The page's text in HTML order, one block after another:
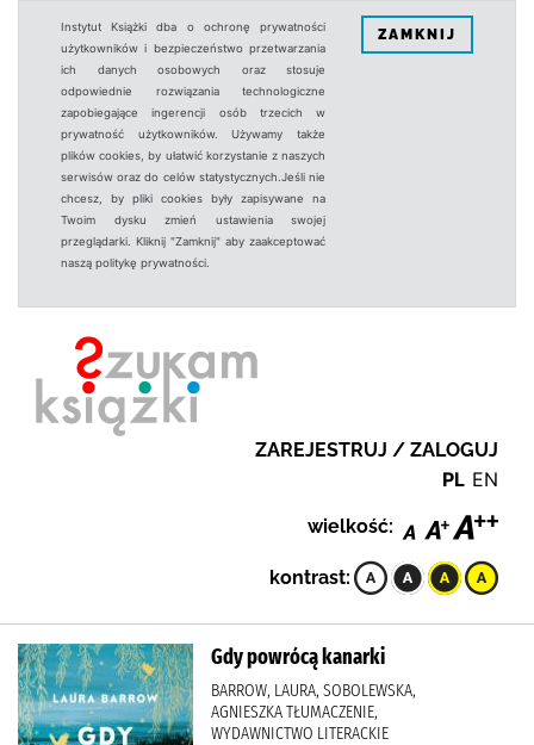
Instytut Książki dba o ochronę prywatności
użytkowników i bezpieczeństwo przetwarzania
ich danych osobowych oraz stosuje
odpowiednie rozwiązania technologiczne
zapobiegające ingerencji osób trzecich w
prywatność użytkowników. Używamy także
plików cookies, by ułatwić korzystanie z naszych
serwisów oraz do celów statystycznych.Jeśli nie
chcesz, by pliki cookies były zapisywane na
Twoim dysku zmień ustawienia swojej
przeglądarki. Kliknij "Zamknij" aby zaakceptować
naszą politykę prywatności.
ZAMKNIJ
ZAREJESTRUJ / ZALOGUJ
PL EN
wielkość:
kontrast:
Gdy powrócą kanarki
BARROW, LAURA, SOBOLEWSKA,
AGNIESZKA TŁUMACZENIE,
WYDAWNICTWO LITERACKIE